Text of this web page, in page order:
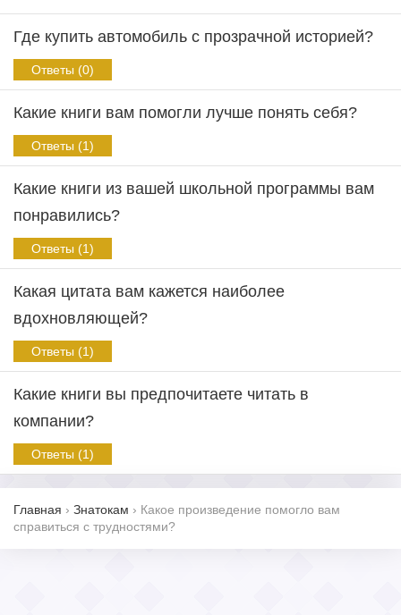
Где купить автомобиль с прозрачной историей?
Ответы (0)
Какие книги вам помогли лучше понять себя?
Ответы (1)
Какие книги из вашей школьной программы вам
понравились?
Ответы (1)
Какая цитата вам кажется наиболее
вдохновляющей?
Ответы (1)
Какие книги вы предпочитаете читать в
компании?
Ответы (1)
Главная › Знатокам › Какое произведение помогло вам
справиться с трудностями?